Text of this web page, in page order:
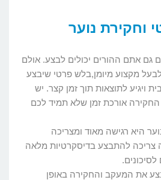
וחקירת נוער
גם אתם ההורים יכולים לבצע. אולם
מקצוע מיומן,בלש פרטי שיבצע
ויגיע לתוצאות תוך זמן קצר. יש
אורכת זמן שלא תמיד לכם
היא רגישה מאוד ומצריכה
צריכה להתבצע בדיסקרטיות מלאה
את המעקב והחקירה באופן